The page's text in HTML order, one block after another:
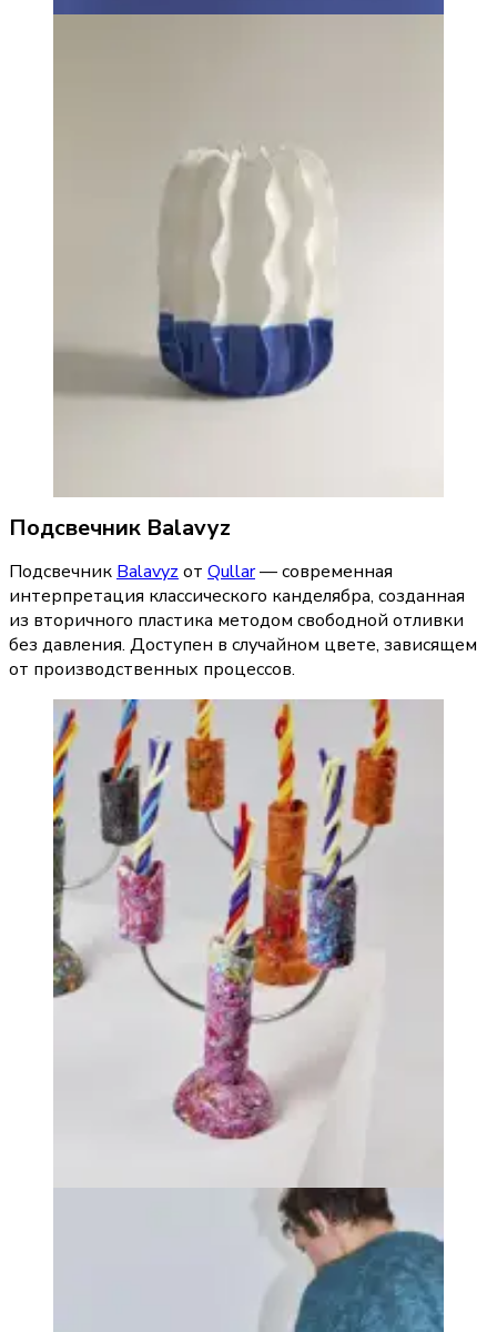
Подсвечник Balavyz
Подсвечник Balavyz от Qullar — современная
интерпретация классического канделябра, созданная
из вторичного пластика методом свободной отливки
без давления. Доступен в случайном цвете, зависящем
от производственных процессов.